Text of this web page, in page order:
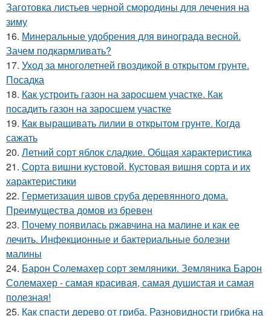
Заготовка листьев черной смородины для лечения на
зиму
16. Минеральные удобрения для винограда весной.
Зачем подкармливать?
17. Уход за многолетней гвоздикой в открытом грунте.
Посадка
18. Как устроить газон на заросшем участке. Как
посадить газон на заросшем участке
19. Как выращивать лилии в открытом грунте. Когда
сажать
20. Летний сорт яблок сладкие. Общая характеристика
21. Сорта вишни кустовой. Кустовая вишня сорта и их
характеристики
22. Герметизация швов сруба деревянного дома.
Преимущества домов из бревен
23. Почему появилась ржавчина на малине и как ее
лечить. Инфекционные и бактериальные болезни
малины
24. Барон Солемахер сорт земляники. Земляника Барон
Солемахер - самая красивая, самая душистая и самая
полезная!
25. Как спасти дерево от гриба. Разновидности грибка на